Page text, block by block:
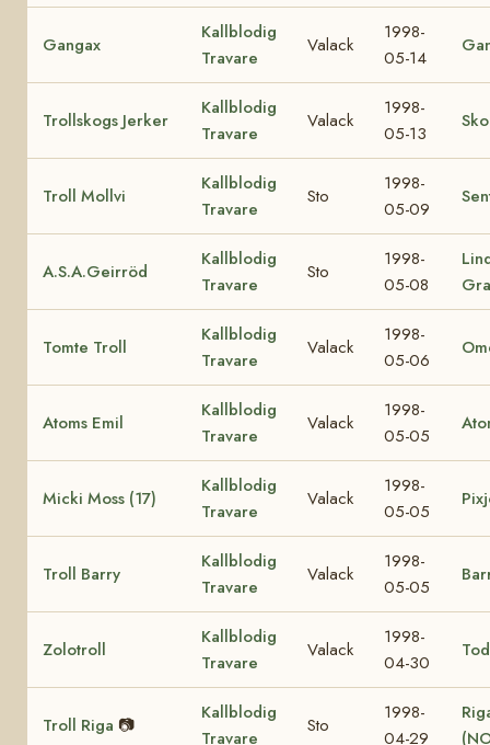
Gangax
Kallblodig
Travare
Valack
1998-
05-14
Trollskogs Jerker
Kallblodig
Travare
Valack
1998-
05-13
Troll Mollvi
Kallblodig
Travare
Sto
1998-
05-09
A.S.A.Geirröd
Kallblodig
Travare
Sto
1998-
05-08
Tomte Troll
Kallblodig
Travare
Valack
1998-
05-06
Atoms Emil
Kallblodig
Travare
Valack
1998-
05-05
Micki Moss (17)
Kallblodig
Travare
Valack
1998-
05-05
Troll Barry
Kallblodig
Travare
Valack
1998-
05-05
Zolotroll
Kallblodig
Travare
Valack
1998-
04-30
Troll Riga 📷
Kallblodig
Travare
Sto
1998-
04-29